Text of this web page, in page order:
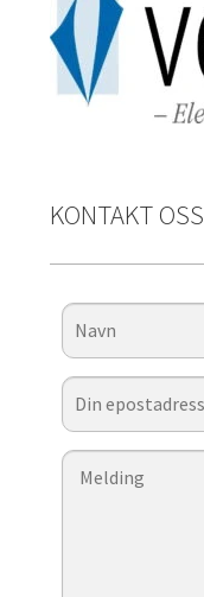
KONTAKT OSS